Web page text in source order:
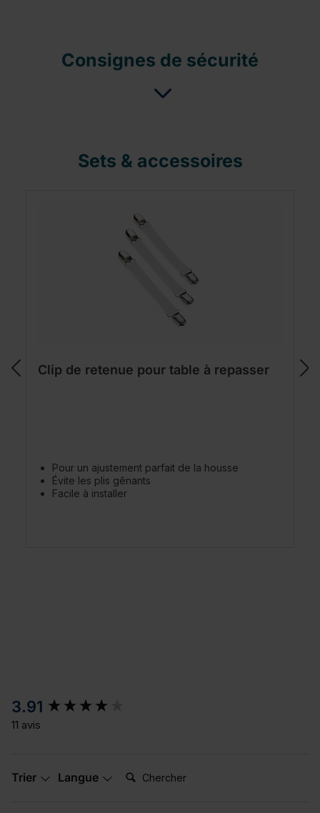
Consignes de sécurité
Sets & accessoires
Clip de retenue pour table à repasser
Pour un ajustement parfait de la housse
Évite les plis gênants
Facile à installer
3.91
11 avis
Trier Langue Chercher:
New content loaded